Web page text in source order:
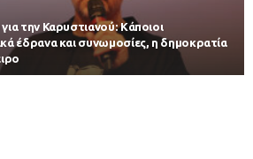
την Καρυστιανού: Kάποιοι
έδρανα και συνωμοσίες, η δημοκρατία